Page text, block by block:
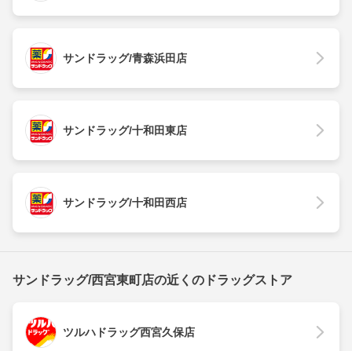
サンドラッグ/青森浜田店
サンドラッグ/十和田東店
サンドラッグ/十和田西店
サンドラッグ/西宮東町店の近くのドラッグストア
ツルハドラッグ西宮久保店